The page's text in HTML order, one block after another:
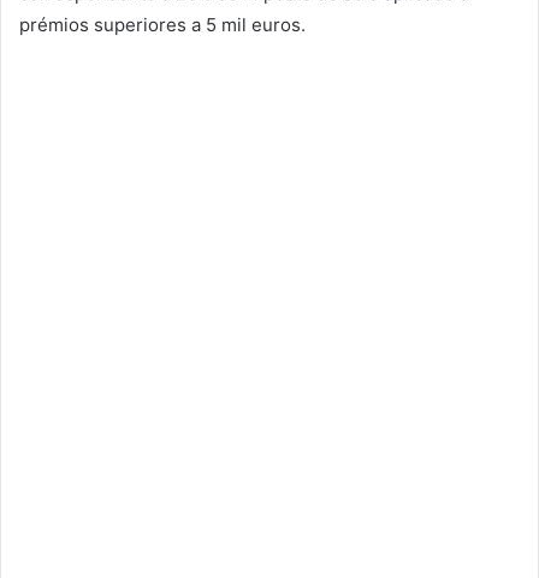
prémios superiores a 5 mil euros.